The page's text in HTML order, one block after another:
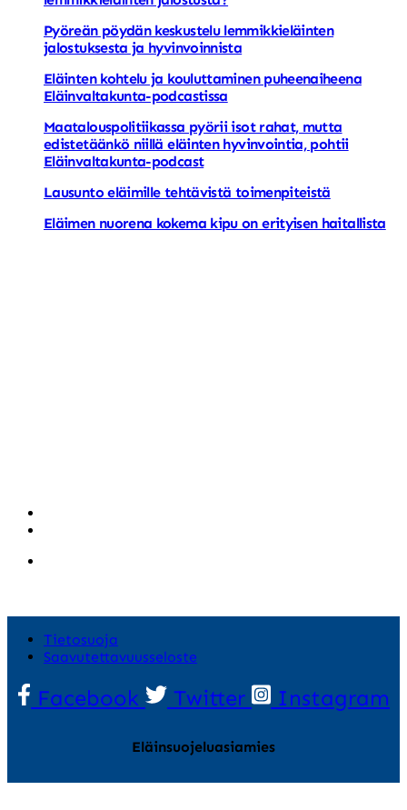
Pyöreän pöydän keskustelu lemmikkieläinten
jalostuksesta ja hyvinvoinnista
Eläinten kohtelu ja kouluttaminen puheenaiheena
Eläinvaltakunta-podcastissa
Maatalouspolitiikassa pyörii isot rahat, mutta
edistetäänkö niillä eläinten hyvinvointia, pohtii
Eläinvaltakunta-podcast
Lausunto eläimille tehtävistä toimenpiteistä
Eläimen nuorena kokema kipu on erityisen haitallista
Tietosuoja
Saavutettavuusseloste
Facebook Twitter Instagram
Eläinsuojeluasiamies